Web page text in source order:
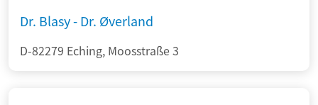
Dr. Blasy - Dr. Øverland
D-82279 Eching, Moosstraße 3